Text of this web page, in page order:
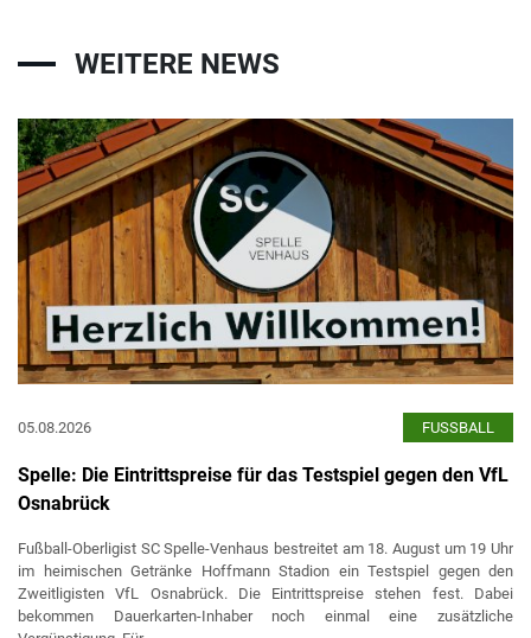
WEITERE NEWS
05.08.2026 FUSSBALL
Spelle: Die Eintrittspreise für das Testspiel gegen den VfL
Osnabrück
Fußball-Oberligist SC Spelle-Venhaus bestreitet am 18. August um 19 Uhr
im heimischen Getränke Hoffmann Stadion ein Testspiel gegen den
Zweitligisten VfL Osnabrück. Die Eintrittspreise stehen fest. Dabei
bekommen Dauerkarten-Inhaber noch einmal eine zusätzliche